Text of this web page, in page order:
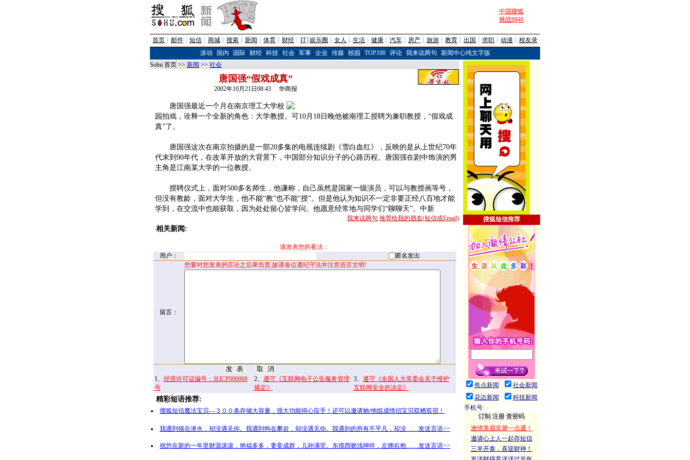
中国搜狐
挑战8848
首页 ┊ 邮件 ┊ 短信 ┊ 商城 ┊ 搜索 ┊ 新闻 ┊ 体育 ┊ 财经 ┊ IT┊ 娱乐圈 ┊ 女人 ┊ 生活 ┊ 健康 ┊ 汽车 ┊ 房产 ┊ 旅游 ┊ 教育 ┊ 出国 ┊ 求职 ┊ 动漫 ┊ 校友录
滚动
国内 国际| 财经| 科技| 社会| 军事| 企业 传媒| 校园 TOP100| 评论| 我来说两句
新闻中心纯文字版
Sohu 首页 >> 新闻 >> 社会
唐国强“假戏成真”
2002年10月21日08:43 华商报
唐国强最近一个月在南京理工大学校
园拍戏，诠释一个全新的角色：大学教授。可10月18日晚他被南理工授聘为兼职教授，“假戏成
真”了。
唐国强这次在南京拍摄的是一部20多集的电视连续剧《雪白血红》，反映的是从上世纪70年
代末到90年代，在改革开放的大背景下，中国部分知识分子的心路历程。唐国强在剧中饰演的男
主角是江南某大学的一位教授。
授聘仪式上，面对500多名师生，他谦称，自己虽然是国家一级演员，可以与教授画等号，
但没有教龄，面对大学生，他不能“教”也不能“授”。但是他认为知识不一定非要正经八百地才能
学到，在交流中也能获取，因为处处留心皆学问。他愿意经常地与同学们“聊聊天”。中新
我来说两句 推荐给我的朋友(短信或Email)
相关新闻:
请发表您的看法：
用户：
匿名发出
留言：
您要对您发表的言论之后果负责,故请各位遵纪守法并注意语言文明!
1、 经营许可证编号：京ICP000008
号
2、 遵守《互联网电子公告服务管理
规定》
3、 遵守《全国人大常委会关于维护
互联网安全的决定》
精彩短语推荐:
搜狐短信魔法宝贝—３００条存储大容量，强大功能得心应手！还可以邀请她/他组成情侣宝贝双栖双宿！
我遇到猫在潜水，却没遇见你。我遇到狗在攀岩，却没遇见你。我遇到的所有不平凡，却没……发送言语>>
祝您在新的一年里财源滚滚，艳福多多，妻妾成群，儿孙满堂。东摸西吻浅呻吟，左拥右抱……发送言语>>
搜狐短信推荐
焦点新闻
社会新闻
花边新闻
科技新闻
手机号:
激情美眉灵犀一点通！
邀请心上人一起存短信
三羊开泰，喜迎财神！